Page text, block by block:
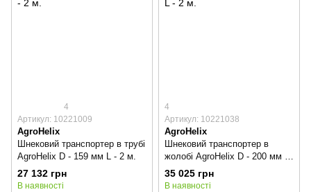
4
Артикул: 10221009
AgroHelix
Шнековий транспортер в трубі
AgroHelix D - 159 мм L - 2 м.
27 132 грн
В наявності
4
Артикул: 10221038
AgroHelix
Шнековий транспортер в
жолобі AgroHelix D - 200 мм L
- 2 м.
35 025 грн
В наявності